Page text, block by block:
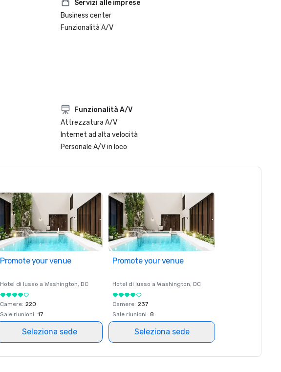
Servizi alle imprese
Business center
Funzionalità A/V
Funzionalità A/V
Attrezzatura A/V
Internet ad alta velocità
Personale A/V in loco
Promote your venue
Hotel di lusso a Washington, DC
Camere: 220
Sale riunioni: 17
Seleziona sede
Promote your venue
Hotel di lusso a Washington, DC
Camere: 237
Sale riunioni: 8
Seleziona sede